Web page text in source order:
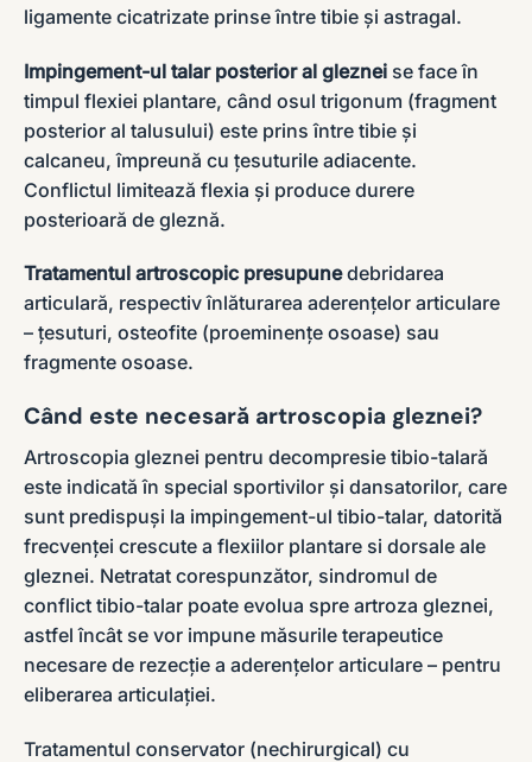
ligamente cicatrizate prinse între tibie și astragal.
Impingement-ul talar posterior al gleznei se face în
timpul flexiei plantare, când osul trigonum (fragment
posterior al talusului) este prins între tibie și
calcaneu, împreună cu țesuturile adiacente.
Conflictul limitează flexia și produce durere
posterioară de gleznă.
Tratamentul artroscopic presupunedebridarea
articulară, respectiv înlăturarea aderențelor articulare
– țesuturi, osteofite (proeminențe osoase) sau
fragmente osoase.
Când este necesară artroscopia gleznei?
Artroscopia gleznei pentru decompresie tibio-talară
este indicată în special sportivilor și dansatorilor, care
sunt predispuși la impingement-ul tibio-talar, datorită
frecvenței crescute a flexiilor plantare si dorsale ale
gleznei. Netratat corespunzător, sindromul de
conflict tibio-talar poate evolua spre artroza gleznei,
astfel încât se vor impune măsurile terapeutice
necesare de rezecție a aderențelor articulare – pentru
eliberarea articulației.
Tratamentul conservator (nechirurgical) cu